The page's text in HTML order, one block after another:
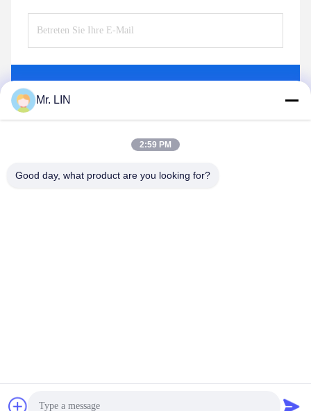
Mr. LIN
2:59 PM
Good day, what product are you looking for?